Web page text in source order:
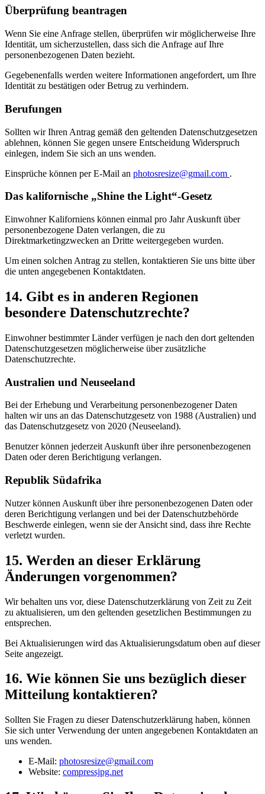
Überprüfung beantragen
Wenn Sie eine Anfrage stellen, überprüfen wir möglicherweise Ihre
Identität, um sicherzustellen, dass sich die Anfrage auf Ihre
personenbezogenen Daten bezieht.
Gegebenenfalls werden weitere Informationen angefordert, um Ihre
Identität zu bestätigen oder Betrug zu verhindern.
Berufungen
Sollten wir Ihren Antrag gemäß den geltenden Datenschutzgesetzen
ablehnen, können Sie gegen unsere Entscheidung Widerspruch
einlegen, indem Sie sich an uns wenden.
Einsprüche können per E-Mail an photosresize@gmail.com .
Das kalifornische „Shine the Light“-Gesetz
Einwohner Kaliforniens können einmal pro Jahr Auskunft über
personenbezogene Daten verlangen, die zu
Direktmarketingzwecken an Dritte weitergegeben wurden.
Um einen solchen Antrag zu stellen, kontaktieren Sie uns bitte über
die unten angegebenen Kontaktdaten.
14. Gibt es in anderen Regionen
besondere Datenschutzrechte?
Einwohner bestimmter Länder verfügen je nach den dort geltenden
Datenschutzgesetzen möglicherweise über zusätzliche
Datenschutzrechte.
Australien und Neuseeland
Bei der Erhebung und Verarbeitung personenbezogener Daten
halten wir uns an das Datenschutzgesetz von 1988 (Australien) und
das Datenschutzgesetz von 2020 (Neuseeland).
Benutzer können jederzeit Auskunft über ihre personenbezogenen
Daten oder deren Berichtigung verlangen.
Republik Südafrika
Nutzer können Auskunft über ihre personenbezogenen Daten oder
deren Berichtigung verlangen und bei der Datenschutzbehörde
Beschwerde einlegen, wenn sie der Ansicht sind, dass ihre Rechte
verletzt wurden.
15. Werden an dieser Erklärung
Änderungen vorgenommen?
Wir behalten uns vor, diese Datenschutzerklärung von Zeit zu Zeit
zu aktualisieren, um den geltenden gesetzlichen Bestimmungen zu
entsprechen.
Bei Aktualisierungen wird das Aktualisierungsdatum oben auf dieser
Seite angezeigt.
16. Wie können Sie uns bezüglich dieser
Mitteilung kontaktieren?
Sollten Sie Fragen zu dieser Datenschutzerklärung haben, können
Sie sich unter Verwendung der unten angegebenen Kontaktdaten an
uns wenden.
E-Mail: photosresize@gmail.com
Website: compressjpg.net